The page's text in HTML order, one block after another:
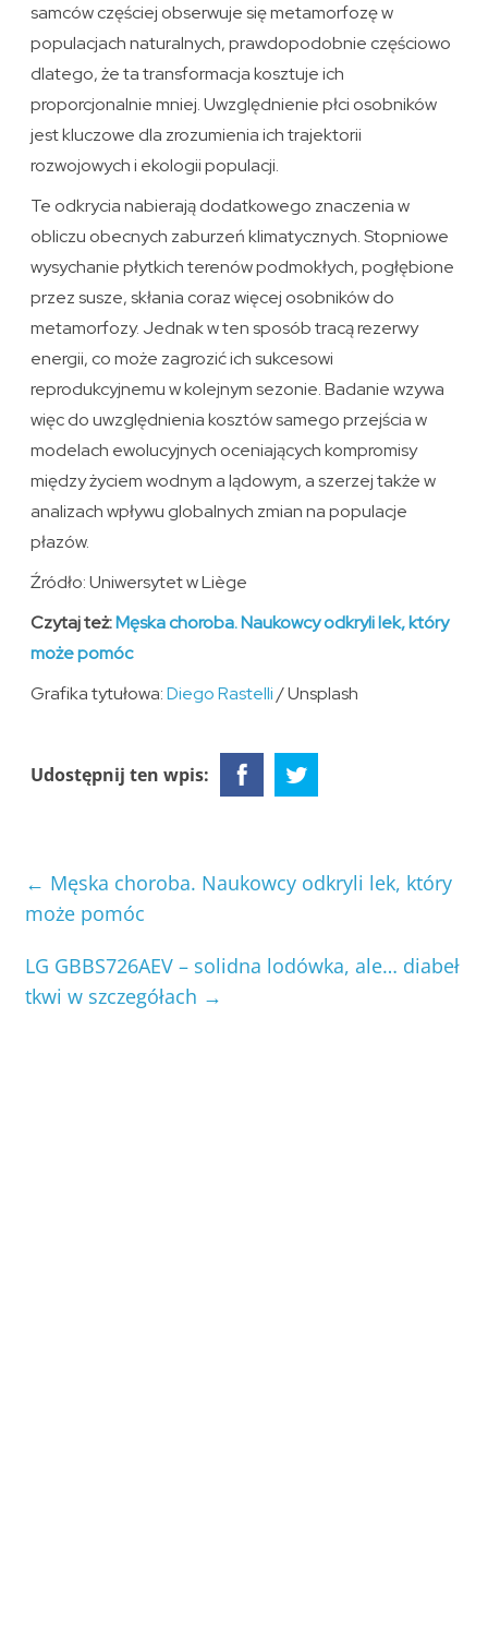
samców częściej obserwuje się metamorfozę w
populacjach naturalnych, prawdopodobnie częściowo
dlatego, że ta transformacja kosztuje ich
proporcjonalnie mniej. Uwzględnienie płci osobników
jest kluczowe dla zrozumienia ich trajektorii
rozwojowych i ekologii populacji.
Te odkrycia nabierają dodatkowego znaczenia w
obliczu obecnych zaburzeń klimatycznych. Stopniowe
wysychanie płytkich terenów podmokłych, pogłębione
przez susze, skłania coraz więcej osobników do
metamorfozy. Jednak w ten sposób tracą rezerwy
energii, co może zagrozić ich sukcesowi
reprodukcyjnemu w kolejnym sezonie. Badanie wzywa
więc do uwzględnienia kosztów samego przejścia w
modelach ewolucyjnych oceniających kompromisy
między życiem wodnym a lądowym, a szerzej także w
analizach wpływu globalnych zmian na populacje
płazów.
Źródło: Uniwersytet w Liège
Czytaj też:Męska choroba. Naukowcy odkryli lek, który
może pomóc
Grafika tytułowa:Diego Rastelli/ Unsplash
Udostępnij ten wpis:
← Męska choroba. Naukowcy odkryli lek, który
może pomóc
LG GBBS726AEV – solidna lodówka, ale… diabeł
tkwi w szczegółach →